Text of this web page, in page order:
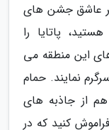
عاشق جشن های
پاتایا را
این منطقه می
نمایند. حمام
از جاذبه های
کنید که در